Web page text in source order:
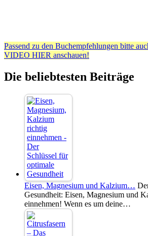
Passend zu den Buchempfehlungen bitte
VIDEO HIER anschauen!
Die beliebtesten Beiträge
Eisen, Magnesium und Kalzium…
Gesundheit: Eisen, Magnesium und
einnehmen! Wenn es um deine…